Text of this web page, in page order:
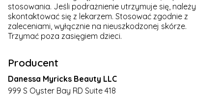
stosowania. Jeśli podrażnienie utrzymuje się, należy
skontaktować się z lekarzem. Stosować zgodnie z
zaleceniami, wyłącznie na nieuszkodzonej skórze.
Trzymać poza zasięgiem dzieci.
Producent
Danessa Myricks Beauty LLC
999 S Oyster Bay RD Suite 418